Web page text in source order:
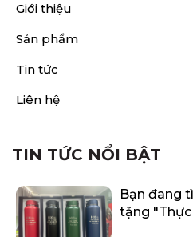
Giới thiệu
Sản phẩm
Tin tức
Liên hệ
TIN TỨC NỔI BẬT
Bạn đang
tặng "Thực